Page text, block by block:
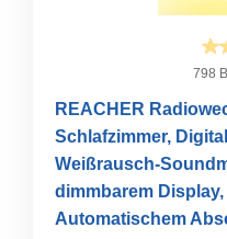
798
REACHER
Schlafzimmer,
Weißrausch-
dimmbarem
Automatischem